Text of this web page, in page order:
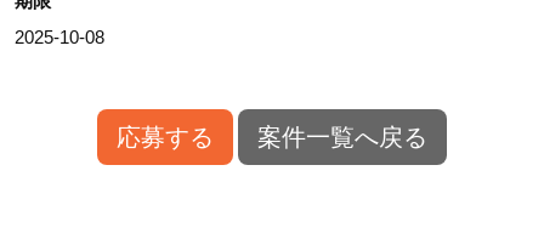
2025-10-08
応募する 案件一覧へ戻る